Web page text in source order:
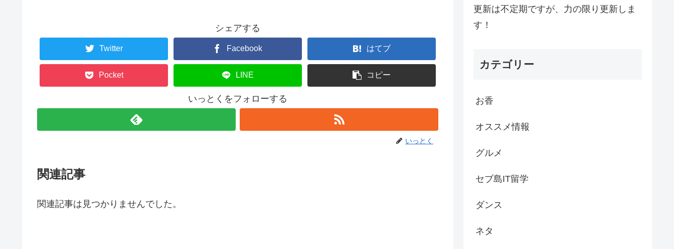
シェアする
Twitter Facebook はてブ
Pocket LINE コピー
いっとくをフォローする
いっとく
関連記事
関連記事は見つかりませんでした。
更新は不定期ですが、力の限り更新しま
す！
カテゴリー
お香
オススメ情報
グルメ
セブ島IT留学
ダンス
ネタ